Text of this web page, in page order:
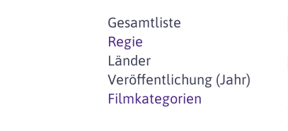
Gesamtliste
Regie
Länder
Veröffentlichung (Jahr)
Filmkategorien